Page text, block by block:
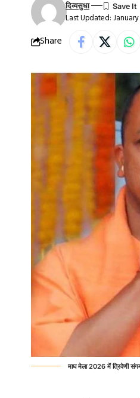
Last Updated:
दिव्यसुधा
Share
माघ मेला 2026 में त्रिवेणी